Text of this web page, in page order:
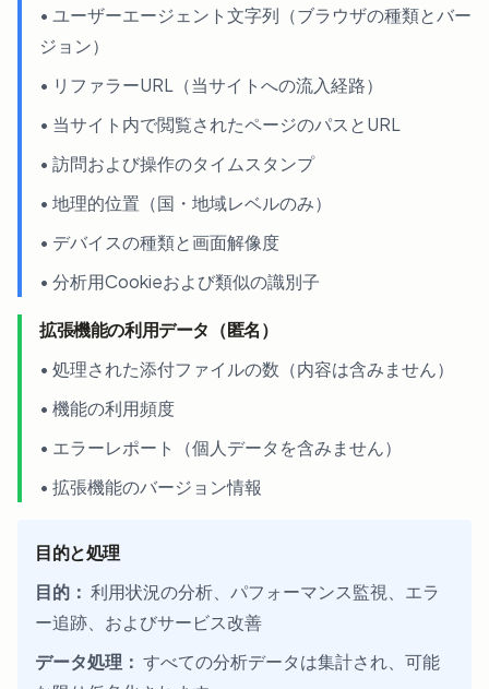
• ユーザーエージェント文字列（ブラウザの種類とバー
ジョン）
• リファラーURL（当サイトへの流入経路）
• 当サイト内で閲覧されたページのパスとURL
• 訪問および操作のタイムスタンプ
• 地理的位置（国・地域レベルのみ）
• デバイスの種類と画面解像度
• 分析用Cookieおよび類似の識別子
拡張機能の利用データ（匿名）
• 処理された添付ファイルの数（内容は含みません）
• 機能の利用頻度
• エラーレポート（個人データを含みません）
• 拡張機能のバージョン情報
目的と処理
目的： 利用状況の分析、パフォーマンス監視、エラ
ー追跡、およびサービス改善
データ処理： すべての分析データは集計され、可能